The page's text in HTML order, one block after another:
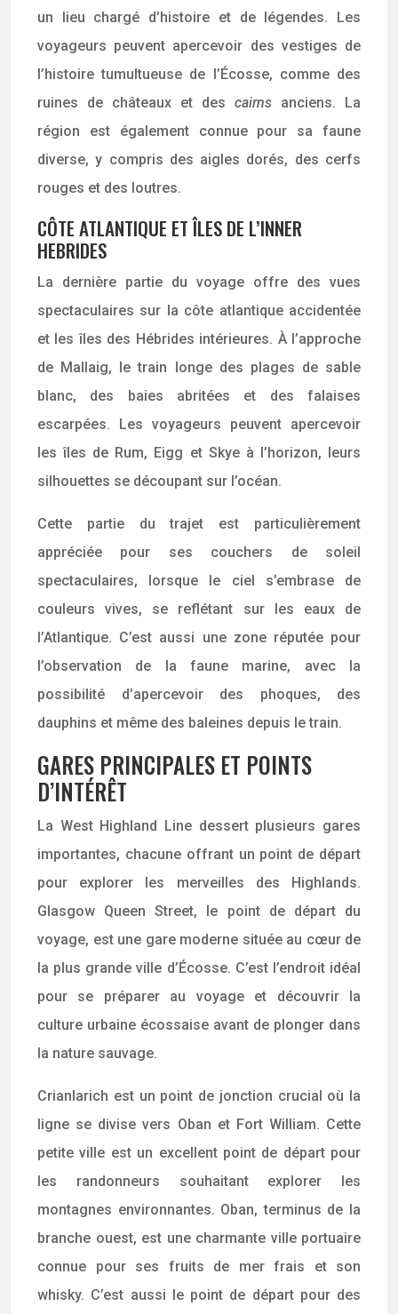
un lieu chargé d’histoire et de légendes. Les
voyageurs peuvent apercevoir des vestiges de
l’histoire tumultueuse de l’Écosse, comme des
ruines de châteaux et des cairns anciens. La
région est également connue pour sa faune
diverse, y compris des aigles dorés, des cerfs
rouges et des loutres.
CÔTE ATLANTIQUE ET ÎLES DE L’INNER
HEBRIDES
La dernière partie du voyage offre des vues
spectaculaires sur la côte atlantique accidentée
et les îles des Hébrides intérieures. À l’approche
de Mallaig, le train longe des plages de sable
blanc, des baies abritées et des falaises
escarpées. Les voyageurs peuvent apercevoir
les îles de Rum, Eigg et Skye à l’horizon, leurs
silhouettes se découpant sur l’océan.
Cette partie du trajet est particulièrement
appréciée pour ses couchers de soleil
spectaculaires, lorsque le ciel s’embrase de
couleurs vives, se reflétant sur les eaux de
l’Atlantique. C’est aussi une zone réputée pour
l’observation de la faune marine, avec la
possibilité d’apercevoir des phoques, des
dauphins et même des baleines depuis le train.
GARES PRINCIPALES ET POINTS
D’INTÉRÊT
La West Highland Line dessert plusieurs gares
importantes, chacune offrant un point de départ
pour explorer les merveilles des Highlands.
Glasgow Queen Street, le point de départ du
voyage, est une gare moderne située au cœur de
la plus grande ville d’Écosse. C’est l’endroit idéal
pour se préparer au voyage et découvrir la
culture urbaine écossaise avant de plonger dans
la nature sauvage.
Crianlarich est un point de jonction crucial où la
ligne se divise vers Oban et Fort William. Cette
petite ville est un excellent point de départ pour
les randonneurs souhaitant explorer les
montagnes environnantes. Oban, terminus de la
branche ouest, est une charmante ville portuaire
connue pour ses fruits de mer frais et son
whisky. C’est aussi le point de départ pour des